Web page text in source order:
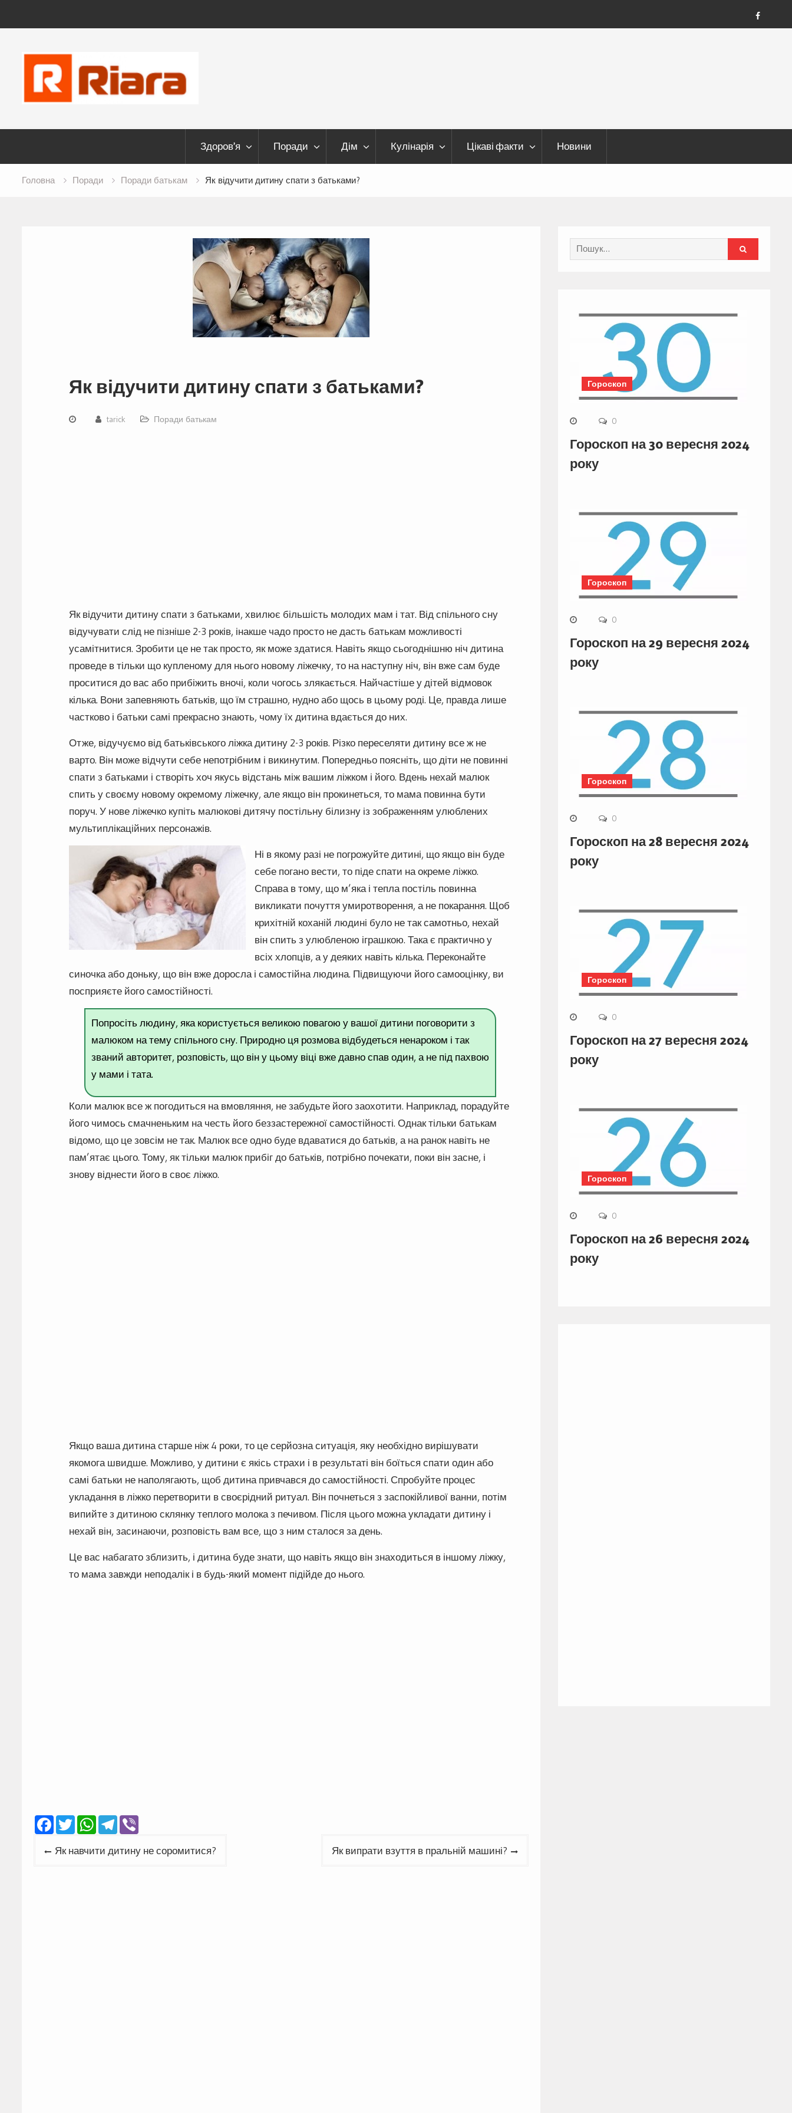
FB
content
Здоров’я Поради Дім Кулінарія Цікаві факти Новини
Головна Поради Поради батькам Як відучити дитину спати з батьками?
Як відучити дитину спати з батьками?
tarick Поради батькам
Як відучити дитину спати з батьками, хвилює більшість молодих мам і тат. Від спільного сну
відучувати слід не пізніше 2-3 років, інакше чадо просто не дасть батькам можливості
усамітнитися. Зробити це не так просто, як може здатися. Навіть якщо сьогоднішню ніч дитина
проведе в тільки що купленому для нього новому ліжечку, то на наступну ніч, він вже сам буде
проситися до вас або прибіжить вночі, коли чогось злякається. Найчастіше у дітей відмовок
кілька. Вони запевняють батьків, що їм страшно, нудно або щось в цьому роді. Це, правда лише
частково і батьки самі прекрасно знають, чому їх дитина вдається до них.
Отже, відучуємо від батьківського ліжка дитину 2-3 років. Різко переселяти дитину все ж не
варто. Він може відчути себе непотрібним і викинутим. Попередньо поясніть, що діти не повинні
спати з батьками і створіть хоч якусь відстань між вашим ліжком і його. Вдень нехай малюк
спить у своєму новому окремому ліжечку, але якщо він прокинеться, то мама повинна бути
поруч. У нове ліжечко купіть малюкові дитячу постільну білизну із зображенням улюблених
мультиплікаційних персонажів.
Ні в якому разі не погрожуйте дитині, що якщо він буде
себе погано вести, то піде спати на окреме ліжко.
Справа в тому, що м’яка і тепла постіль повинна
викликати почуття умиротворення, а не покарання. Щоб
крихітній коханій людині було не так самотньо, нехай
він спить з улюбленою іграшкою. Така є практично у
всіх хлопців, а у деяких навіть кілька. Переконайте
синочка або доньку, що він вже доросла і самостійна людина. Підвищуючи його самооцінку, ви
посприяєте його самостійності.
Попросіть людину, яка користується великою повагою у вашої дитини поговорити з
малюком на тему спільного сну. Природно ця розмова відбудеться ненароком і так
званий авторитет, розповість, що він у цьому віці вже давно спав один, а не під пахвою
у мами і тата.
Коли малюк все ж погодиться на вмовляння, не забудьте його заохотити. Наприклад, порадуйте
його чимось смачненьким на честь його беззастережної самостійності. Однак тільки батькам
відомо, що це зовсім не так. Малюк все одно буде вдаватися до батьків, а на ранок навіть не
пам’ятає цього. Тому, як тільки малюк прибіг до батьків, потрібно почекати, поки він засне, і
знову віднести його в своє ліжко.
Якщо ваша дитина старше ніж 4 роки, то це серйозна ситуація, яку необхідно вирішувати
якомога швидше. Можливо, у дитини є якісь страхи і в результаті він боїться спати один або
самі батьки не наполягають, щоб дитина привчався до самостійності. Спробуйте процес
укладання в ліжко перетворити в своєрідний ритуал. Він почнеться з заспокійливої ванни, потім
випийте з дитиною склянку теплого молока з печивом. Після цього можна укладати дитину і
нехай він, засинаючи, розповість вам все, що з ним сталося за день.
Це вас набагато зблизить, і дитина буде знати, що навіть якщо він знаходиться в іншому ліжку,
то мама завжди неподалік і в будь-який момент підійде до нього.
Facebook
TwitterWhatsApp
Telegram
Навігація
Як навчити дитину не соромитися? Як випрати взуття в пральній машині?
Search
for:
Гороскоп
0
Гороскоп на 30 вересня 2024
року
Гороскоп
0
Гороскоп на 29 вересня 2024
року
Гороскоп
0
Гороскоп на 28 вересня 2024
року
Гороскоп
0
Гороскоп на 27 вересня 2024
року
Гороскоп
0
Гороскоп на 26 вересня 2024
року